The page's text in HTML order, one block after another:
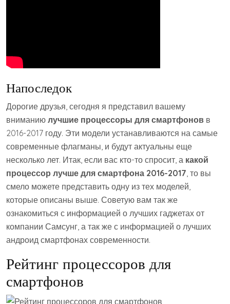
Напоследок
Дорогие друзья, сегодня я представил вашему
вниманию лучшие процессоры для смартфонов в
2016-2017 году. Эти модели устанавливаются на самые
современные флагманы, и будут актуальны еще
несколько лет. Итак, если вас кто-то спросит, а какой
процессор лучше для смартфона 2016-2017 , то вы
смело можете представить одну из тех моделей,
которые описаны выше. Советую вам так же
ознакомиться с информацией о лучших гаджетах от
компании Самсунг, а так же с информацией о лучших
андроид смартфонах современности.
Рейтинг процессоров для
смартфонов